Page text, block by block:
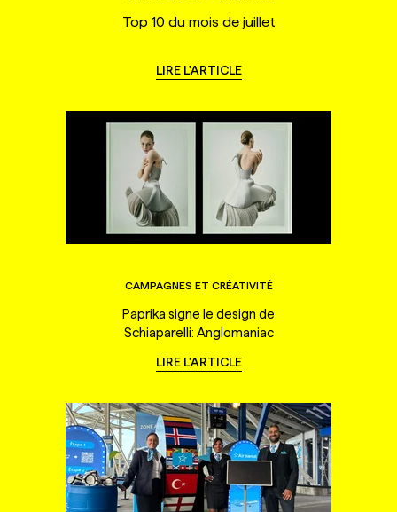
Top 10 du mois de juillet
LIRE L'ARTICLE
CAMPAGNES ET CRÉATIVITÉ
Paprika signe le design de
Schiaparelli: Anglomaniac
LIRE L'ARTICLE